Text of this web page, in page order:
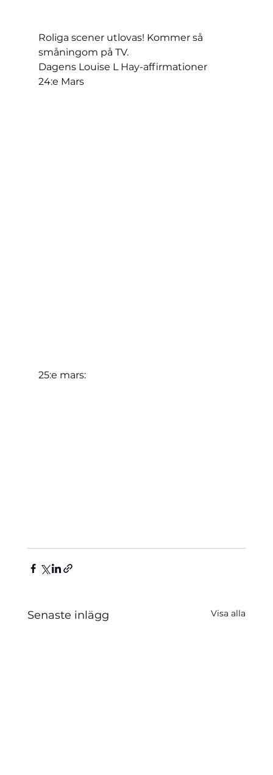
Roliga scener utlovas! Kommer så
småningom på TV.
Dagens Louise L Hay-affirmationer
24:e Mars
25:e mars:
Senaste inlägg Visa alla